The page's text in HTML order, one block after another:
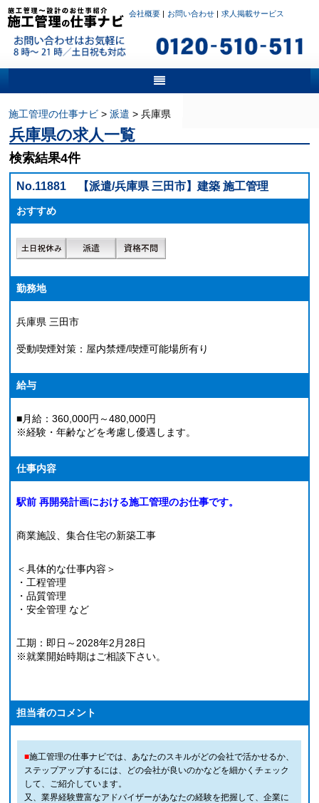
会社概要| お問い合わせ| 求人掲載サービス
施工管理の仕事ナビ > 派遣 > 兵庫県
兵庫県の求人一覧
検索結果4件
No.11881 【派遣/兵庫県 三田市】建築 施工管理
おすすめ
勤務地
兵庫県 三田市
受動喫煙対策：屋内禁煙/喫煙可能場所有り
給与
■月給：360,000円～480,000円
※経験・年齢などを考慮し優遇します。
仕事内容
駅前 再開発計画における施工管理のお仕事です。
商業施設、集合住宅の新築工事
＜具体的な仕事内容＞
・工程管理
・品質管理
・安全管理 など
工期：即日～2028年2月28日
※就業開始時期はご相談下さい。
担当者のコメント
■施工管理の仕事ナビでは、あなたのスキルがどの会社で活かせるか、
ステップアップするには、どの会社が良いのかなどを細かくチェック
して、ご紹介しています。
又、業界経験豊富なアドバイザーがあなたの経験を把握して、企業に